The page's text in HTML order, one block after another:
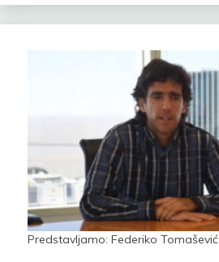
Predstavljamo: Federiko Tomašević